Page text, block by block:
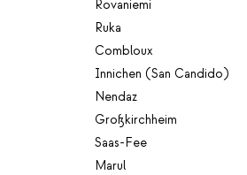
Rovaniemi
Ruka
Combloux
Innichen (San Candido)
Nendaz
Großkirchheim
Saas-Fee
Marul